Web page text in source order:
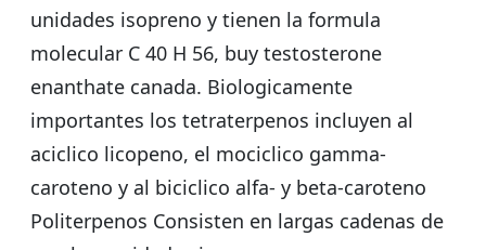
unidades isopreno y tienen la formula
molecular C 40 H 56, buy testosterone
enanthate canada. Biologicamente
importantes los tetraterpenos incluyen al
aciclico licopeno, el mociclico gamma-
caroteno y al biciclico alfa- y beta-caroteno
Politerpenos Consisten en largas cadenas de